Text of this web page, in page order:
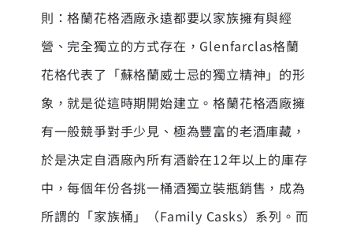
則：格蘭花格酒廠永遠都要以家族擁有與經
營、完全獨立的方式存在，Glenfarclas格蘭
花格代表了「蘇格蘭威士忌的獨立精神」的形
象，就是從這時期開始建立。格蘭花格酒廠擁
有一般競爭對手少見、極為豐富的老酒庫藏，
於是決定自酒廠內所有酒齡在12年以上的庫存
中，每個年份各挑一桶酒獨立裝瓶銷售，成為
所謂的「家族桶」（Family Casks）系列。而